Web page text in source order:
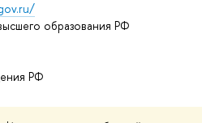
образования РФ
РФ